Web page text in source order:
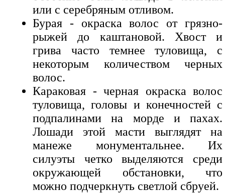
или с серебряным отливом.
Бурая - окраска волос от грязно-
рыжей до каштановой. Хвост и
грива часто темнее туловища, с
некоторым количеством черных
волос.
Караковая - черная окраска волос
туловища, головы и конечностей с
подпалинами на морде и пахах.
Лошади этой масти выглядят на
манеже монументальнее. Их
силуэты четко выделяются среди
окружающей обстановки, что
можно подчеркнуть светлой сбруей.